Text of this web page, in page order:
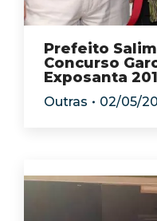
Prefeito
Concurso
Exposanta
Outras 02/05/